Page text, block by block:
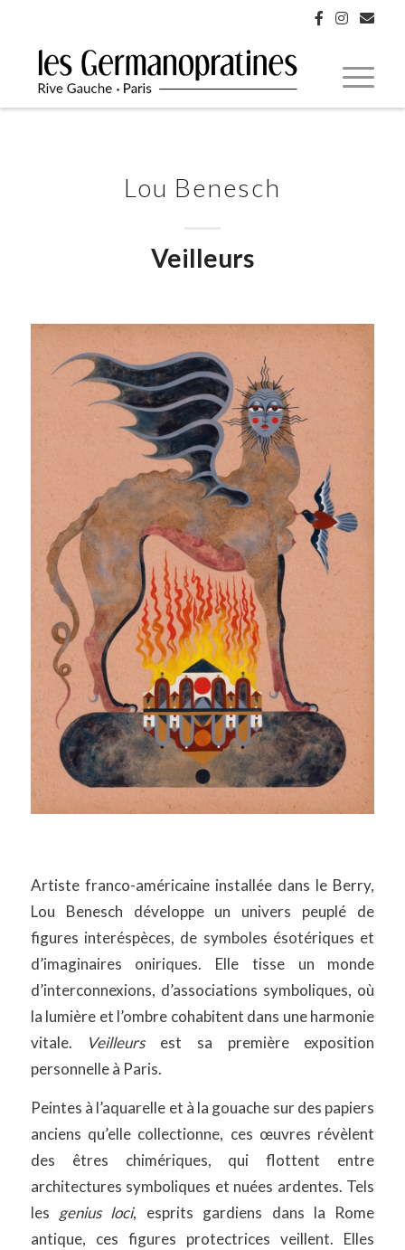
Lou Benesch
Veilleurs
Artiste franco-américaine installée dans le Berry,
Lou Benesch développe un univers peuplé de
figures interéspèces, de symboles ésotériques et
d’imaginaires oniriques. Elle tisse un monde
d’interconnexions, d’associations symboliques, où
la lumière et l’ombre cohabitent dans une harmonie
vitale.
Veilleursest sa première exposition
personnelle à Paris.
Peintes à l’aquarelle et à la gouache sur des papiers
anciens qu’elle collectionne, ces œuvres révèlent
des êtres chimériques, qui flottent entre
architectures symboliques et nuées ardentes. Tels
les genius loci, esprits gardiens dans la Rome
antique, ces figures protectrices veillent. Elles